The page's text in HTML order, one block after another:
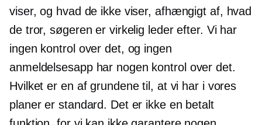
viser, og hvad de ikke viser, afhængigt af, hvad
de tror, ​​søgeren er virkelig leder efter. Vi har
ingen kontrol over det, og ingen
anmeldelsesapp har nogen kontrol over det.
Hvilket er en af ​​grundene til, at vi har i vores
planer er standard. Det er ikke en betalt